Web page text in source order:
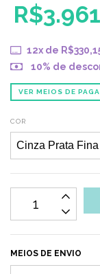
12x de
10% de
VER MEIOS DE
COR
MEIOS DE ENVIO